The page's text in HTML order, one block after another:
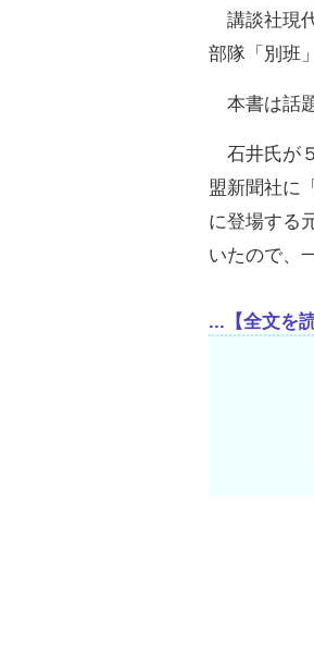
講談社現
部隊「別班
本書は話
石井氏が
盟新聞社に
に登場する
いたので、
...【全文を読